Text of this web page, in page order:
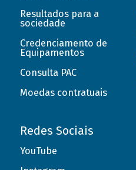
Resultados para a
sociedade
Credenciamento de
Equipamentos
Consulta PAC
Moedas contratuais
Redes Sociais
YouTube